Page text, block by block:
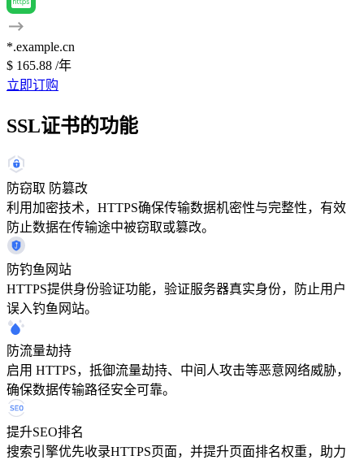
*.example.cn
$ 165.88 /年
立即订购
SSL证书的功能
防窃取 防篡改
利用加密技术，HTTPS确保传输数据机密性与完整性，有效
防止数据在传输途中被窃取或篡改。
防钓鱼网站
HTTPS提供身份验证功能，验证服务器真实身份，防止用户
误入钓鱼网站。
防流量劫持
启用 HTTPS，抵御流量劫持、中间人攻击等恶意网络威胁，
确保数据传输路径安全可靠。
提升SEO排名
搜索引擎优先收录HTTPS页面，并提升页面排名权重，助力